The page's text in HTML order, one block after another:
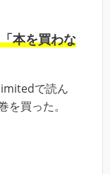
本を買わな
で読ん
買った。